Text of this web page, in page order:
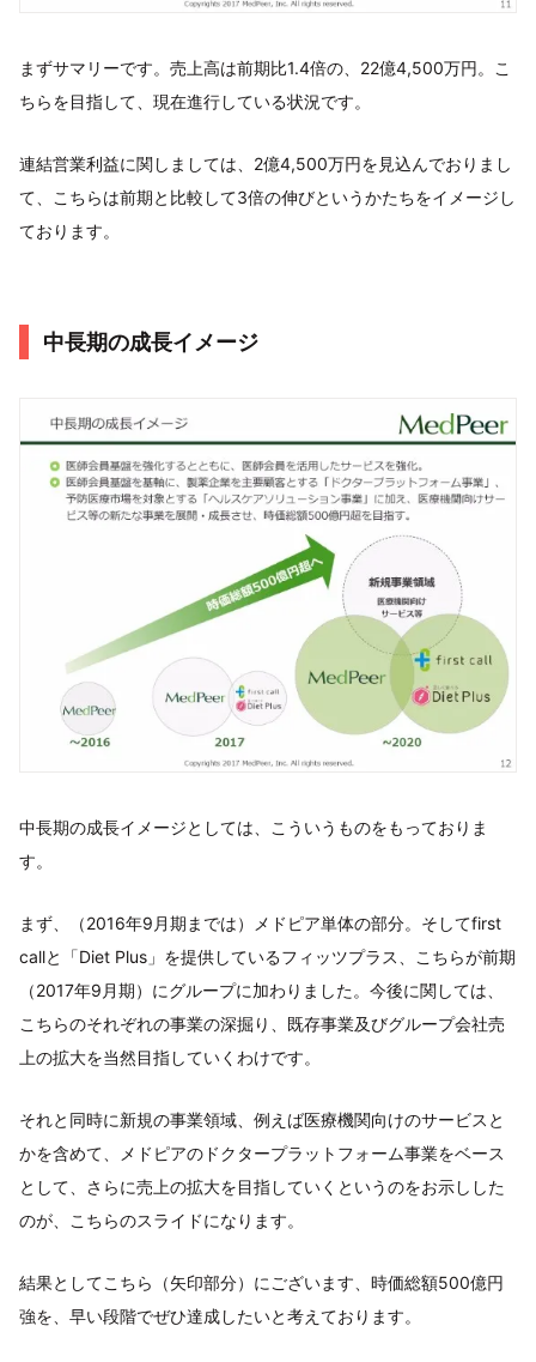
まずサマリーです。売上高は前期比1.4倍の、22億4,500万円。こ
ちらを目指して、現在進行している状況です。
連結営業利益に関しましては、2億4,500万円を見込んでおりまし
て、こちらは前期と比較して3倍の伸びというかたちをイメージし
ております。
中長期の成長イメージ
中長期の成長イメージとしては、こういうものをもっておりま
す。
まず、（2016年9月期までは）メドピア単体の部分。そしてfirst
callと「Diet Plus」を提供しているフィッツプラス、こちらが前期
（2017年9月期）にグループに加わりました。今後に関しては、
こちらのそれぞれの事業の深掘り、既存事業及びグループ会社売
上の拡大を当然目指していくわけです。
それと同時に新規の事業領域、例えば医療機関向けのサービスと
かを含めて、メドピアのドクタープラットフォーム事業をベース
として、さらに売上の拡大を目指していくというのをお示しした
のが、こちらのスライドになります。
結果としてこちら（矢印部分）にございます、時価総額500億円
強を、早い段階でぜひ達成したいと考えております。